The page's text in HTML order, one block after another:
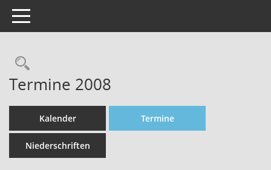
Toggle navigation
Rechercheauswahl
Termine 2008
Kalender Termine
Niederschriften